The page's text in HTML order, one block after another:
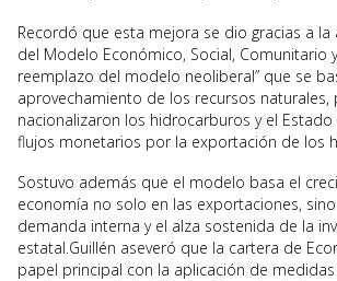
Recordó que esta mejora se dio gracias a la
del Modelo Económico, Social, Comunitario
reemplazo del modelo neoliberal” que se
aprovechamiento de los recursos naturales,
nacionalizaron los hidrocarburos y el
flujos monetarios por la exportación de los
Sostuvo además que el modelo basa el
economía no solo en las exportaciones,
demanda interna y el alza sostenida de la
estatal.Guillén aseveró que la cartera de
papel principal con la aplicación de